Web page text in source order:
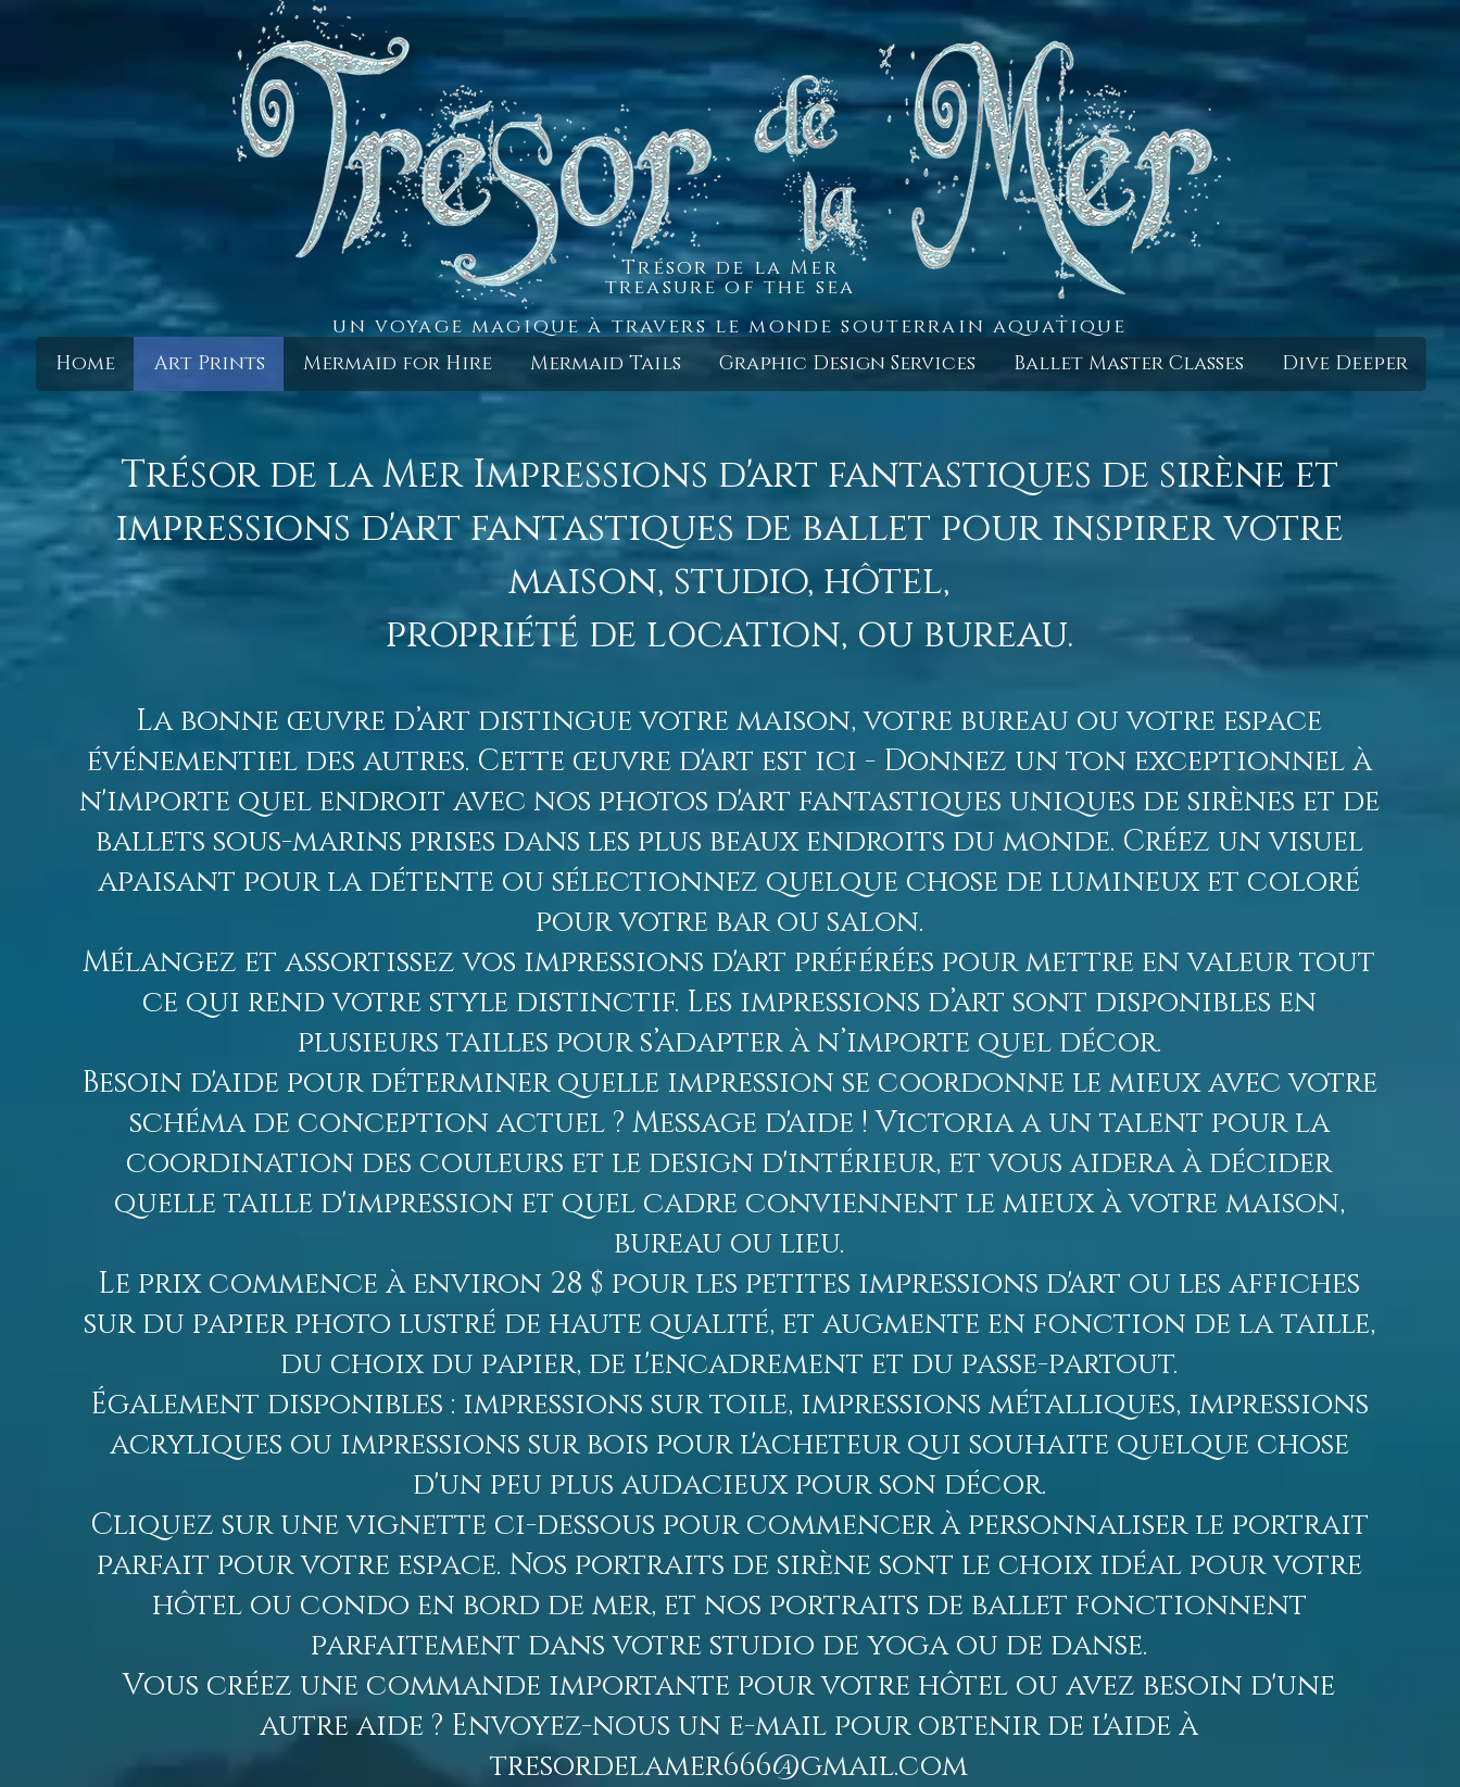
Trésor de la Mer
treasure of the sea
un voyage magique à travers le monde souterrain aquatique
Home
Art Prints Mermaid for Hire Mermaid Tails Graphic Design Services Ballet Master Classes Dive Deeper
Trésor de la Mer Impressions d'art fantastiques de sirène et
impressions d'art fantastiques de ballet pour inspirer votre
maison, studio, hôtel,
propriété de location, ou bureau.
La bonne œuvre d’art distingue votre maison, votre bureau ou votre espace
événementiel des autres. Cette œuvre d'art est ici - Donnez un ton exceptionnel à
n'importe quel endroit avec nos photos d'art fantastiques uniques de sirènes et de
ballets sous-marins prises dans les plus beaux endroits du monde. Créez un visuel
apaisant pour la détente ou sélectionnez quelque chose de lumineux et coloré
pour votre bar ou salon.
Mélangez et assortissez vos impressions d'art préférées pour mettre en valeur tout
ce qui rend votre style distinctif. Les impressions d’art sont disponibles en
plusieurs tailles pour s’adapter à n’importe quel décor.
Besoin d'aide pour déterminer quelle impression se coordonne le mieux avec votre
schéma de conception actuel ? Message d'aide ! Victoria a un talent pour la
coordination des couleurs et le design d'intérieur, et vous aidera à décider
quelle taille d'impression et quel cadre conviennent le mieux à votre maison,
bureau ou lieu.
Le prix commence à environ 28 $ pour les petites impressions d'art ou les affiches
sur du papier photo lustré de haute qualité, et augmente en fonction de la taille,
du choix du papier, de l'encadrement et du passe-partout.
Également disponibles : impressions sur toile, impressions métalliques, impressions
acryliques ou impressions sur bois pour l'acheteur qui souhaite quelque chose
d'un peu plus audacieux pour son décor.
Cliquez sur une vignette ci-dessous pour commencer à personnaliser le portrait
parfait pour votre espace. Nos portraits de sirène sont le choix idéal pour votre
hôtel ou condo en bord de mer, et nos portraits de ballet fonctionnent
parfaitement dans votre studio de yoga ou de danse.
Vous créez une commande importante pour votre hôtel ou avez besoin d'une
autre aide ? Envoyez-nous un e-mail pour obtenir de l'aide à
tresordelamer666@gmail.com